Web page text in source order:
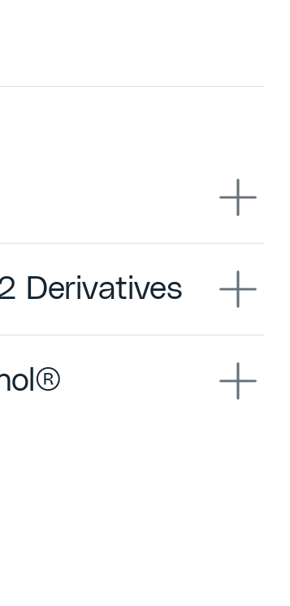
Derivatives